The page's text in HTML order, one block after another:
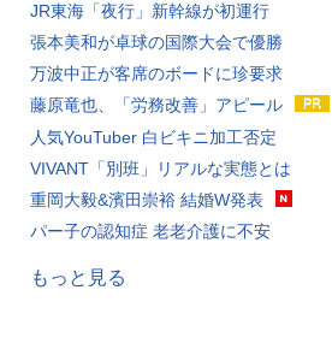
JR東海「夜行」新幹線が初運行
張本美和が卓球の国際大会で優勝
万波中正が客席のボードに珍要求
藤原竜也、「労務改善」アピール
人気YouTuber 白ビキニ加工否定
VIVANT「別班」リアルな実態とは
重岡大毅&濱田崇裕 結婚W発表
パー子の認知症 老老介護に不安
もっと見る